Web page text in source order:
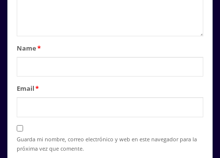
Name*
Email*
Guarda mi nombre, correo electrónico y web en este navegador para la
próxima vez que comente.